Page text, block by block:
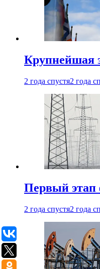
Крупнейшая
2 года спустя2 года
Первый этап
2 года спустя2 года